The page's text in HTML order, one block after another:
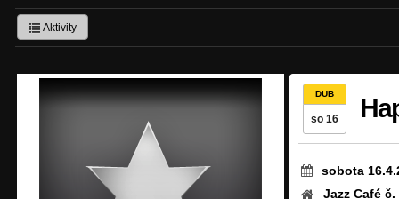
Aktivity
DUB
so 16
sobota
Jazz Café č.